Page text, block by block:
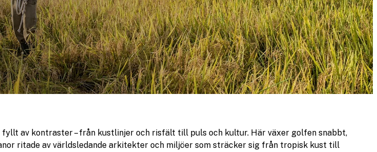
av kontraster – från kustlinjer och risfält till puls och kultur. Här växer golfen snabbt,
ritade av världsledande arkitekter och miljöer som sträcker sig från tropisk kust till